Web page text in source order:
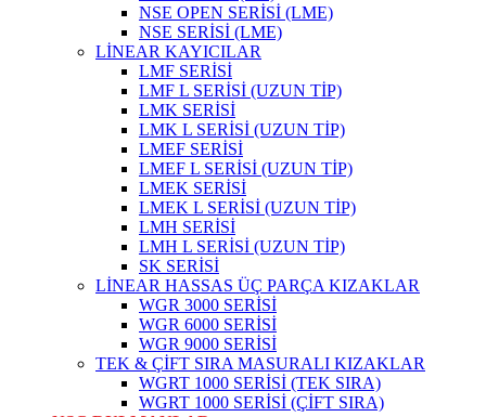
NSE OPEN SERİSİ (LME)
NSE SERİSİ (LME)
LİNEAR KAYICILAR
LMF SERİSİ
LMF L SERİSİ (UZUN TİP)
LMK SERİSİ
LMK L SERİSİ (UZUN TİP)
LMEF SERİSİ
LMEF L SERİSİ (UZUN TİP)
LMEK SERİSİ
LMEK L SERİSİ (UZUN TİP)
LMH SERİSİ
LMH L SERİSİ (UZUN TİP)
SK SERİSİ
LİNEAR HASSAS ÜÇ PARÇA KIZAKLAR
WGR 3000 SERİSİ
WGR 6000 SERİSİ
WGR 9000 SERİSİ
TEK & ÇİFT SIRA MASURALI KIZAKLAR
WGRT 1000 SERİSİ (TEK SIRA)
WGRT 1000 SERİSİ (ÇİFT SIRA)